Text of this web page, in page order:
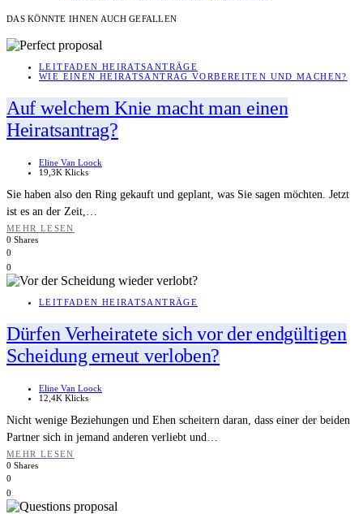
DAS KÖNNTE IHNEN AUCH GEFALLEN
LEITFADEN HEIRATSANTRÄGE
WIE EINEN HEIRATSANTRAG VORBEREITEN UND MACHEN?
Auf welchem Knie macht man einen
Heiratsantrag?
Eline Van Loock
19,3K Klicks
Sie haben also den Ring gekauft und geplant, was Sie sagen möchten. Jetzt
ist es an der Zeit,…
MEHR LESEN
0 Shares
0
0
LEITFADEN HEIRATSANTRÄGE
Dürfen Verheiratete sich vor der endgültigen
Scheidung erneut verloben?
Eline Van Loock
12,4K Klicks
Nicht wenige Beziehungen und Ehen scheitern daran, dass einer der beiden
Partner sich in jemand anderen verliebt und…
MEHR LESEN
0 Shares
0
0